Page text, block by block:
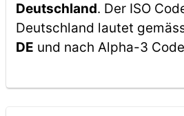
Deutschland. Der ISO
Deutschland lautet
DE und nach Alpha-3 Code